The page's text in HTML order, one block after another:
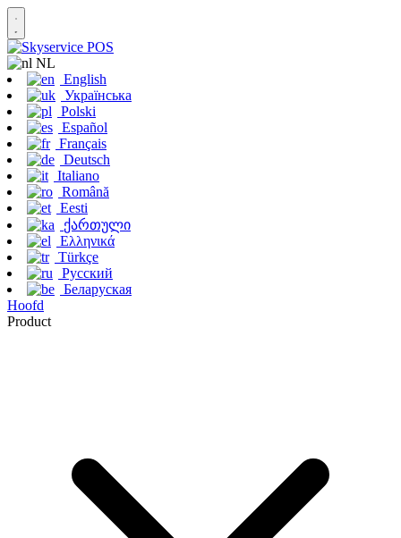
NL
English
Українська
Polski
Español
Français
Deutsch
Italiano
Română
Eesti
ქართული
Ελληνικά
Türkçe
Русский
Беларуская
Hoofd
Product